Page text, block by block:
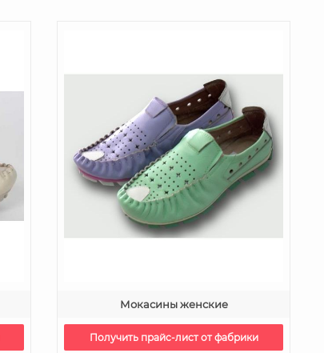
Мокасины женские
Получить прайс-лист от фабрики